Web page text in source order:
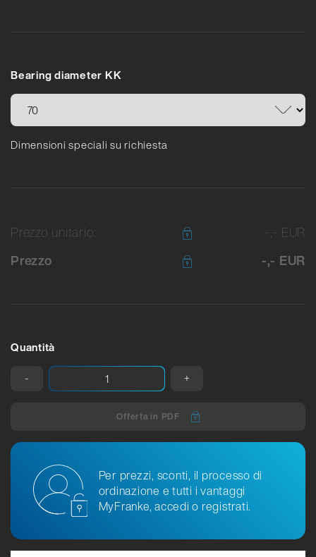
Bearing diameter KK
Dimensioni speciali su richiesta
Prezzo unitario:
-,- EUR
Prezzo
-,- EUR
Quantità
- +
Offerta in PDF
Per prezzi, sconti, il processo di
ordinazione e tutti i vantaggi
MyFranke, accedi o registrati.